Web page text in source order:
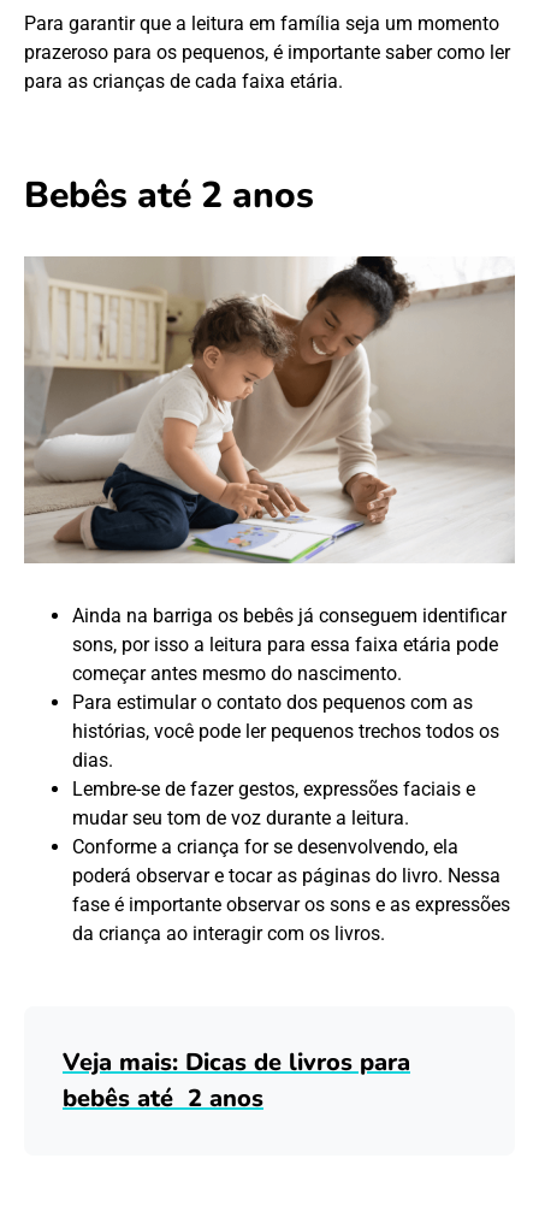
Para garantir que a leitura em família seja um momento
prazeroso para os pequenos, é importante saber como ler
para as crianças de cada faixa etária.
Bebês até 2 anos
Ainda na barriga os bebês já conseguem identificar
sons, por isso a leitura para essa faixa etária pode
começar antes mesmo do nascimento.
Para estimular o contato dos pequenos com as
histórias, você pode ler pequenos trechos todos os
dias.
Lembre-se de fazer gestos, expressões faciais e
mudar seu tom de voz durante a leitura.
Conforme a criança for se desenvolvendo, ela
poderá observar e tocar as páginas do livro. Nessa
fase é importante observar os sons e as expressões
da criança ao interagir com os livros.
Veja mais: Dicas de livros para
bebês até 2 anos